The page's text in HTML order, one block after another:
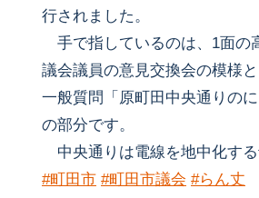
行されました。
手で指しているのは、1面の
議会議員の意見交換会の模様
一般質問「原町田中央通りのに
の部分です。
中央通りは電線を地中化する
#町田市 #町田市議会 #らん丈